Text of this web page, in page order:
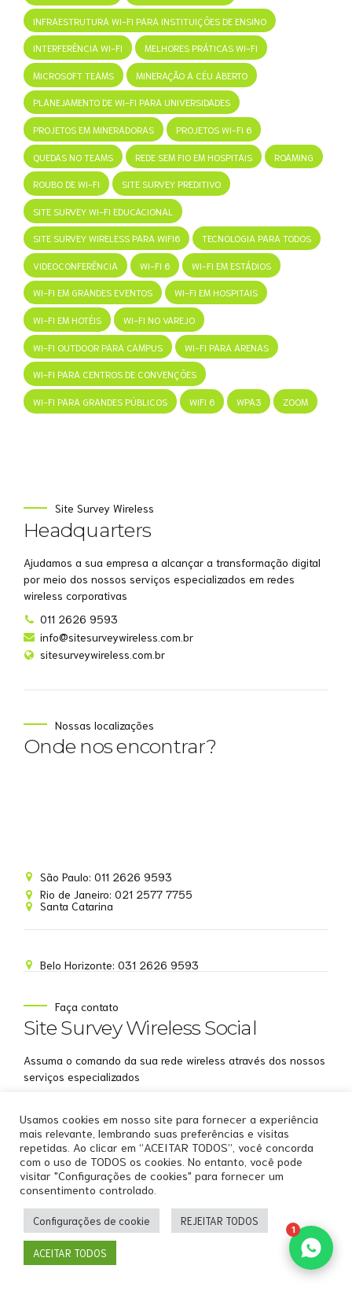
INFRAESTRUTURA WI-FI PARA INSTITUIÇÕES DE ENSINO
INTERFERÊNCIA WI-FI MELHORES PRÁTICAS WI-FI
MICROSOFT TEAMS MINERAÇÃO A CÉU ABERTO
PLANEJAMENTO DE WI-FI PARA UNIVERSIDADES
PROJETOS EM MINERADORAS PROJETOS WI-FI 6
QUEDAS NO TEAMS REDE SEM FIO EM HOSPITAIS ROAMING
ROUBO DE WI-FI SITE SURVEY PREDITIVO
SITE SURVEY WI-FI EDUCACIONAL
SITE SURVEY WIRELESS PARA WIFI6 TECNOLOGIA PARA TODOS
VIDEOCONFERÊNCIA WI-FI 6 WI-FI EM ESTÁDIOS
WI-FI EM GRANDES EVENTOS WI-FI EM HOSPITAIS
WI-FI EM HOTÉIS WI-FI NO VAREJO
WI-FI OUTDOOR PARA CAMPUS WI-FI PARA ARENAS
WI-FI PARA CENTROS DE CONVENÇÕES
WI-FI PARA GRANDES PÚBLICOS WIFI 6 WPA3 ZOOM
Site Survey Wireless
Headquarters
Ajudamos a sua empresa a alcançar a transformação digital
por meio dos nossos serviços especializados em redes
wireless corporativas
011 2626 9593
info@sitesurveywireless.com.br
sitesurveywireless.com.br
Nossas localizações
Onde nos encontrar?
São Paulo: 011 2626 9593
Rio de Janeiro: 021 2577 7755
Santa Catarina
Belo Horizonte: 031 2626 9593
Faça contato
Site Survey Wireless Social
Assuma o comando da sua rede wireless através dos nossos
serviços especializados
Copyright by
Home Sobre Nós
Serviços WiFi Profissionais
Soluções WiFi Profissionais
Clientes
Contato
Back to top
Usamos cookies em nosso site para fornecer a experiência
mais relevante, lembrando suas preferências e visitas
repetidas. Ao clicar em “ACEITAR TODOS”, você concorda
com o uso de TODOS os cookies. No entanto, você pode
visitar "Configurações de cookies" para fornecer um
consentimento controlado.
Configurações de cookie REJEITAR TODOS
ACEITAR TODOS
Online agora
EMAIL
WHATSAPP
Aceito receber comunicações da Site Survey
Wireless
Iniciar conversa
1